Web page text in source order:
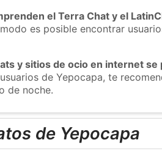
el Terra Chat y el
es posible encontrar
y sitios de ocio en internet
de Yepocapa, te
de noche.
de Yepocapa